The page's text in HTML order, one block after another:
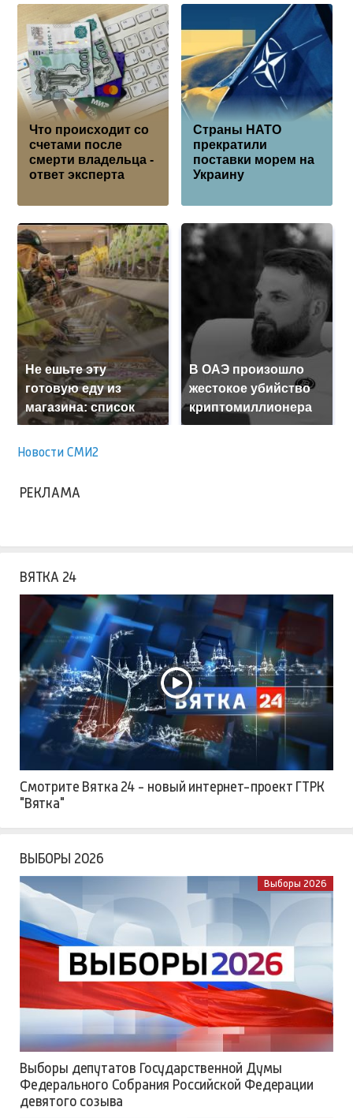
Что происходит со
счетами после
смерти владельца -
ответ эксперта
Страны НАТО
прекратили
поставки морем на
Украину
Не ешьте эту
готовую еду из
магазина: список
В ОАЭ произошло
жестокое убийство
криптомиллионера
Новости СМИ2
РЕКЛАМА
ВЯТКА 24
Смотрите Вятка 24 - новый интернет-проект ГТРК
"Вятка"
ВЫБОРЫ 2026
Выборы 2026
Выборы депутатов Государственной Думы
Федерального Собрания Российской Федерации
девятого созыва